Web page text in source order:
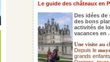
Le guide des châteaux en
Des idées
des bons
activités de
vacances en .
Une visite au
Depuis le
grands enfants.